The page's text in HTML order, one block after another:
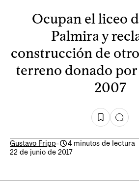
Ocupan el liceo
Palmira y
construcción de
terreno donado por
2007
Gustavo Fripp-
4 minutos de lectura
22 de junio de 2017